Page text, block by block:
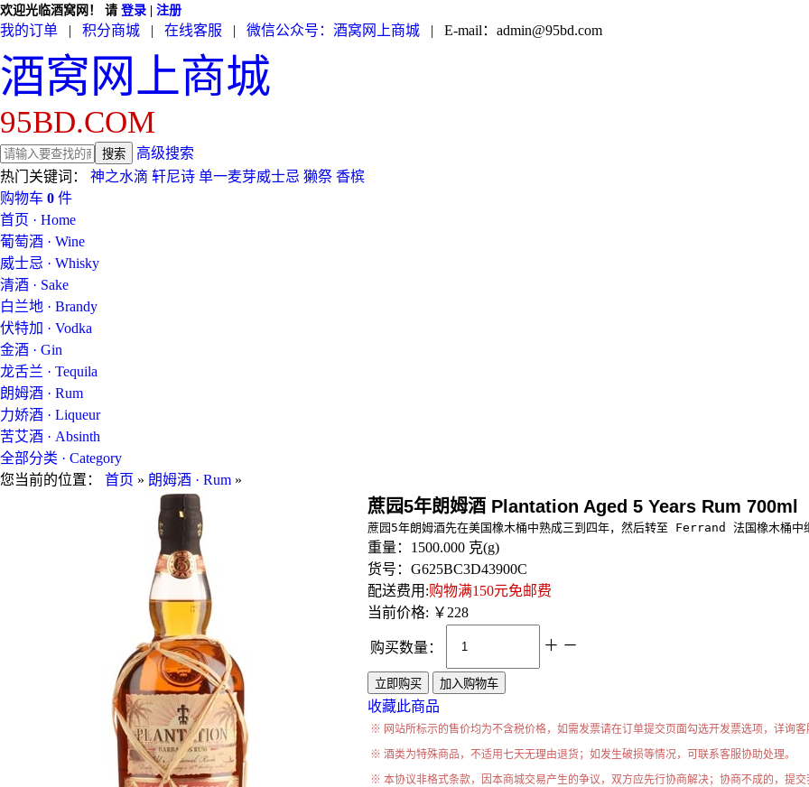
欢迎光临酒窝网！ 请 登录 注册
我的订单 | 积分商城 | 在线客服 | 微信公众号：酒窝网上商城 | E-mail：admin@95bd.com
酒窝网上商城
95BD.COM
高级搜索
热门关键词： 神之水滴 轩尼诗 单一麦芽威士忌 獭祭 香槟
购物车 0 件
首页 · Home
葡萄酒 · Wine
威士忌 · Whisky
清酒 · Sake
白兰地 · Brandy
伏特加 · Vodka
金酒 · Gin
龙舌兰 · Tequila
朗姆酒 · Rum
力娇酒 · Liqueur
苦艾酒 · Absinth
全部分类 · Category
您当前的位置： 首页 » 朗姆酒 · Rum »
蔗园5年朗姆酒 Plantation Aged 5 Years Rum 700ml
蔗园5年朗姆酒先在美国橡木桶中熟成三到四年，然后转至 Ferrand 法国橡木桶
重量： 1500.000 克(g)
货号： G625BC3D43900C
配送费用:购物满150元免邮费
当前价格: ￥228
购买数量： ＋ －
收藏此商品
※ 网站所标示的售价均为不含税价格，如需发票请在订单提交页面勾选开发票选项，详询客
※ 酒类为特殊商品，不适用七天无理由退货；如发生破损等情况，可联系客服协助处理。
※ 本协议非格式条款，因本商城交易产生的争议，双方应先行协商解决；协商不成的，提